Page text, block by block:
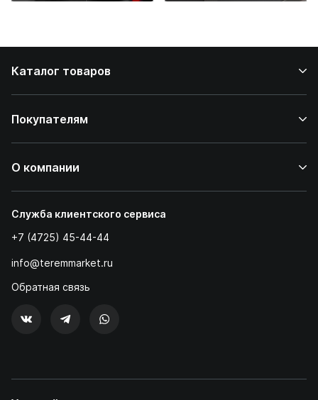
Каталог товаров
Покупателям
О компании
Служба клиентского сервиса
+7 (4725) 45-44-44
info@teremmarket.ru
Обратная связь